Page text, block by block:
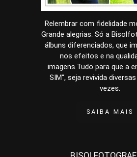
Relembrar com fidelidade
Grande alegrias. Só a
álbuns diferenciados, que
nos efeitos e na
imagens.Tudo para que a
SIM", seja revivida
vezes.
SAIBA MAIS